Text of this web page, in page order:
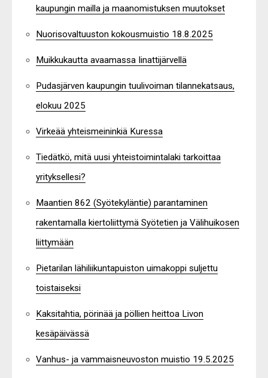
kaupungin mailla ja maanomistuksen muutokset
Nuorisovaltuuston kokousmuistio 18.8.2025
Muikkukautta avaamassa Iinattijärvellä
Pudasjärven kaupungin tuulivoiman tilannekatsaus,
elokuu 2025
Virkeää yhteismeininkiä Kuressa
Tiedätkö, mitä uusi yhteistoimintalaki tarkoittaa
yrityksellesi?
Maantien 862 (Syötekyläntie) parantaminen
rakentamalla kiertoliittymä Syötetien ja Välihuikosen
liittymään
Pietarilan lähiliikuntapuiston uimakoppi suljettu
toistaiseksi
Kaksitahtia, pörinää ja pöllien heittoa Livon
kesäpäivässä
Vanhus- ja vammaisneuvoston muistio 19.5.2025